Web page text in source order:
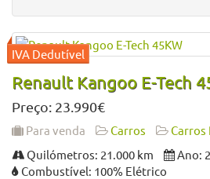
Renault Kangoo E-Tech
Preço: 23.990€
Para venda Carros
Carros
Quilómetros: 21.000 km
Ano:
Combustível: 100% Elétrico